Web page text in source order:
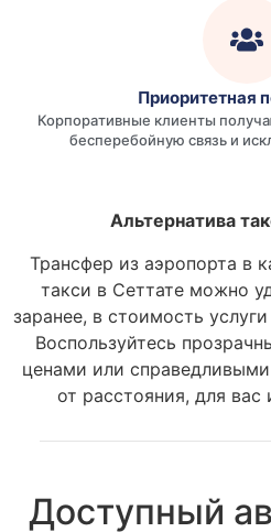
Приоритетная
Корпоративные клиенты
бесперебойную связь и
Альтернатива
Трансфер из аэропорта в
такси в Сеттате можно
заранее, в стоимость
Воспользуйтесь
ценами или
от расстояния, для
Доступный